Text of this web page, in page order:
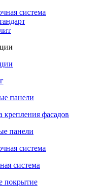
система
панели
крепления фасадов
панели
система
система
покрытие